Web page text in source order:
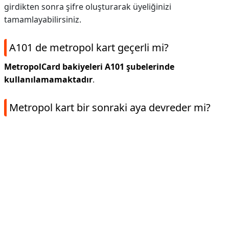
girdikten sonra şifre oluşturarak üyeliğinizi
tamamlayabilirsiniz.
A101 de metropol kart geçerli mi?
MetropolCard bakiyeleri A101 şubelerinde
kullanılamamaktadır.
Metropol kart bir sonraki aya devreder mi?